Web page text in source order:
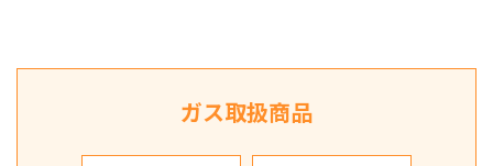
ガス取扱商品